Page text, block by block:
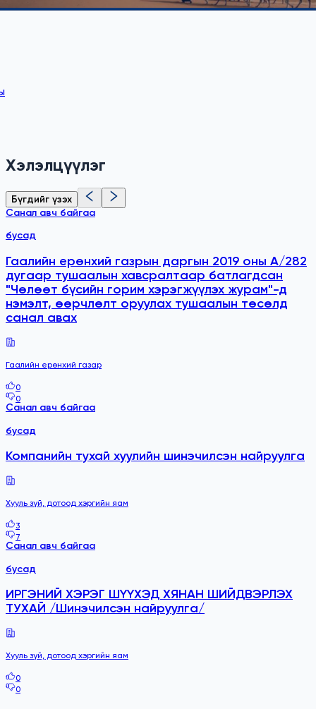
Хэлэлцүүлэг
Бүгдийг үзэх
Санал авч байгаа
бусад
Гаалийн ерөнхий газрын даргын 2019 оны А/282
дугаар тушаалын хавсралтаар батлагдсан
"Чөлөөт бүсийн горим хэрэгжүүлэх журам"-д
нэмэлт, өөрчлөлт оруулах тушаалын төсөлд
санал авах
Гаалийн ерөнхий газар
0
0
Санал авч байгаа
бусад
Компанийн тухай хуулийн шинэчилсэн найруулга
Хууль зүй, дотоод хэргийн яам
3
7
Санал авч байгаа
бусад
ИРГЭНИЙ ХЭРЭГ ШҮҮХЭД ХЯНАН ШИЙДВЭРЛЭХ
ТУХАЙ /Шинэчилсэн найруулга/
Хууль зүй, дотоод хэргийн яам
0
0